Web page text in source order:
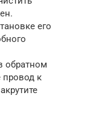
его
обратном
провод к